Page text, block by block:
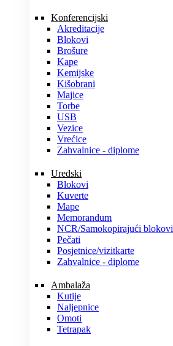
Konferencijski
Akreditacije
Blokovi
Brošure
Kape
Kemijske
Kišobrani
Majice
Torbe
USB
Vezice
Vrećice
Zahvalnice - diplome
Uredski
Blokovi
Kuverte
Mape
Memorandum
NCR/Samokopirajući blokovi
Pečati
Posjetnice/vizitkarte
Zahvalnice - diplome
Ambalaža
Kutije
Naljepnice
Omoti
Tetrapak